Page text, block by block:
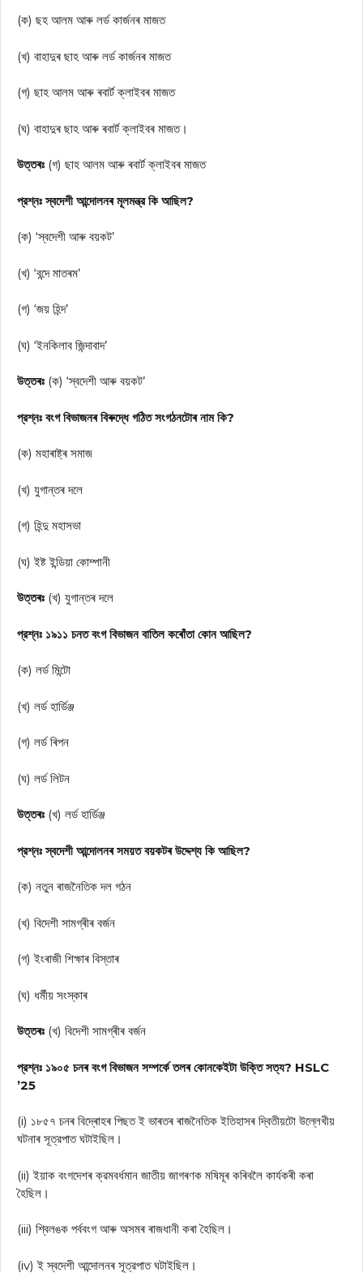
(ক) ছহ আলম আৰু লৰ্ড কাৰ্জনৰ মাজত
(খ) বাহাদুৰ ছাহ আৰু লৰ্ড কাৰ্জনৰ মাজত
(গ) ছাহ আলম আৰু ৰবাৰ্ট ক্লাইবৰ মাজত
(ঘ) বাহাদুৰ ছাহ আৰু ৰবাৰ্ট ক্লাইবৰ মাজত।
উত্তৰঃ (গ) ছাহ আলম আৰু ৰবাৰ্ট ক্লাইবৰ মাজত
প্রশ্নঃ স্বদেশী আন্দোলনৰ মূলমন্ত্র কি আছিল?
(ক) ‘স্বদেশী আৰু বয়কট’
(খ) ‘বন্দে মাতৰম’
(গ) ‘জয় হিন্দ’
(ঘ) ‘ইনকিলাব জিন্দাবাদ’
উত্তৰঃ (ক) ‘স্বদেশী আৰু বয়কট’
প্রশ্নঃ বংগ বিভাজনৰ বিৰুদ্ধে গঠিত সংগঠনটোৰ নাম কি?
(ক) মহাৰাষ্ট্ৰ সমাজ
(খ) যুগান্তৰ দলে
(গ) হিন্দু মহাসভা
(ঘ) ইষ্ট ইন্ডিয়া কোম্পানী
উত্তৰঃ (খ) যুগান্তৰ দলে
প্রশ্নঃ ১৯১১ চনত বংগ বিভাজন বাতিল কৰোঁতা কোন আছিল?
(ক) লর্ড মিন্টো
(খ) লর্ড হার্ডিঞ্জ
(গ) লর্ড ৰিপন
(ঘ) লর্ড লিটন
উত্তৰঃ (খ) লর্ড হার্ডিঞ্জ
প্রশ্নঃ স্বদেশী আন্দোলনৰ সময়ত বয়কটৰ উদ্দেশ্য কি আছিল?
(ক) নতুন ৰাজনৈতিক দল গঠন
(খ) বিদেশী সামগ্ৰীৰ বৰ্জন
(গ) ইংৰাজী শিক্ষাৰ বিস্তাৰ
(ঘ) ধর্মীয় সংস্কাৰ
উত্তৰঃ (খ) বিদেশী সামগ্ৰীৰ বৰ্জন
প্রশ্নঃ ১৯০৫ চনৰ বংগ বিভাজন সম্পর্কে তলৰ কোনকেইটা উক্তি সত্য? HSLC
’25
(i) ১৮৫৭ চনৰ বিদ্ৰোহৰ পিছত ই ভাৰতৰ ৰাজনৈতিক ইতিহাসৰ দ্বিতীয়টো উল্লেখীয়
ঘটনাৰ সূত্রপাত ঘটাইছিল।
(ii) ইয়াক বংগদেশৰ ক্রমবর্ধমান জাতীয় জাগৰণক মষিমূৰ কৰিবলৈ কাৰ্যকৰী কৰা
হৈছিল।
(iii) শ্বিলঙক পৰ্ববংগ আৰু অসমৰ ৰাজধানী কৰা হৈছিল।
(iv) ই স্বদেশী আন্দোলনৰ সূত্রপাত ঘটাইছিল।